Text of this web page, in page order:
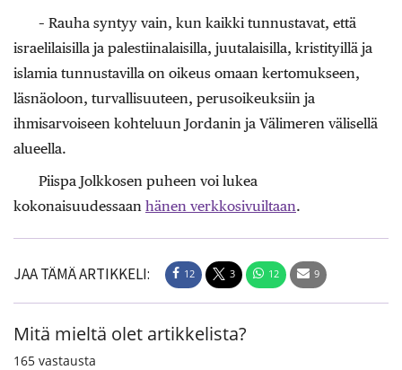
– Rauha syntyy vain, kun kaikki tunnustavat, että
israelilaisilla ja palestiinalaisilla, juutalaisilla, kristityillä ja
islamia tunnustavilla on oikeus omaan kertomukseen,
läsnäoloon, turvallisuuteen, perusoikeuksiin ja
ihmisarvoiseen kohteluun Jordanin ja Välimeren välisellä
alueella.
Piispa Jolkkosen puheen voi lukea
kokonaisuudessaan hänen verkkosivuiltaan.
JAA TÄMÄ ARTIKKELI: 12 3 12 9
Mitä mieltä olet artikkelista?
165 vastausta